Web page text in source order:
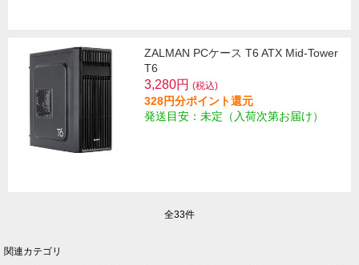
ZALMAN PCケース T6 ATX Mid-Tower
T6
3,280円 (税込)
328円分ポイント還元
発送目安：未定（入荷次第お届け）
全33件
関連カテゴリ